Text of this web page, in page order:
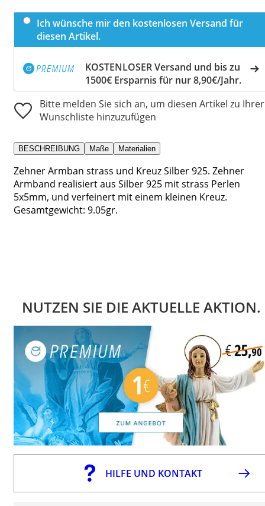
Ich wünsche mir den kostenlosen Versand für
diesen Artikel.
KOSTENLOSER Versand und bis zu
1500€ Ersparnis für nur 8,90€/Jahr.
Bitte melden Sie sich an, um diesen Artikel zu Ihrer
Wunschliste hinzuzufügen
BESCHREIBUNG Maße Materialien
Zehner Armban strass und Kreuz Silber 925. Zehner
Armband realisiert aus Silber 925 mit strass Perlen
5x5mm, und verfeinert mit einem kleinen Kreuz.
Gesamtgewicht: 9.05gr.
NUTZEN SIE DIE AKTUELLE AKTION.
HILFE UND KONTAKT